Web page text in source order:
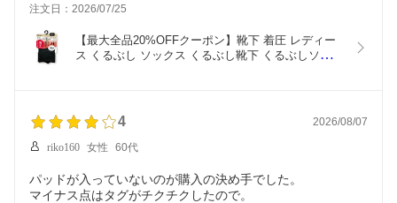
注文日：2026/07/25
【最大全品20%OFFクーポン】靴下 着圧 レディー
ス くるぶし ソックス くるぶし靴下 くるぶしソック
4 2026/08/07
riko160 女性 60代
パッドが入っていないのが購入の決め手でした。
マイナス点はタグがチクチクしたので。